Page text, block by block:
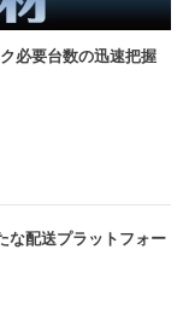
必要台数の迅速把握
な配送プラットフォー